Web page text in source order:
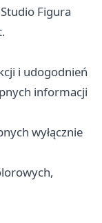
Figura
i udogodnień
informacji
wyłącznie